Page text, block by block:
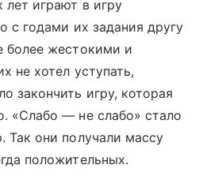
играют в игру
с годами их задания другу
более жестокими и
не хотел уступать,
закончить игру, которая
«Слабо — не слабо» стало
Так они получали массу
положительных.